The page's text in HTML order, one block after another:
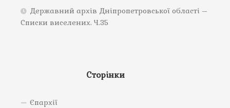
Державний архів Дніпропетровської області –
Списки виселених. Ч.35
Сторінки
Єпархії